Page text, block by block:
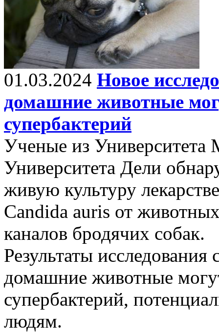
01.03.2024 Новое
домашние животные
супербактерий
Ученые из Университета
Университета Дели
живую культуру
Candida auris от
каналов бродячих собак.
Результаты
домашние животные
супербактерий,
людям.